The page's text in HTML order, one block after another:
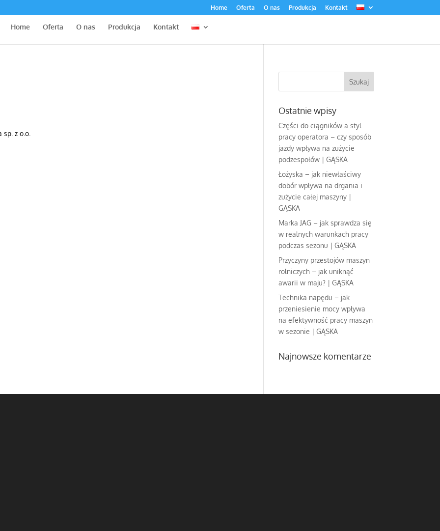
Home Oferta O nas Produkcja Kontakt
Home Oferta O nas Produkcja Kontakt
z o.o.
Ostatnie wpisy
Części do ciągników a styl
pracy operatora – czy sposób
jazdy wpływa na zużycie
podzespołów | GĄSKA
Łożyska – jak niewłaściwy
dobór wpływa na drgania i
zużycie całej maszyny |
GĄSKA
Marka JAG – jak sprawdza się
w realnych warunkach pracy
podczas sezonu | GĄSKA
Przyczyny przestojów maszyn
rolniczych – jak uniknąć
awarii w maju? | GĄSKA
Technika napędu – jak
przeniesienie mocy wpływa
na efektywność pracy maszyn
w sezonie | GĄSKA
Najnowsze komentarze